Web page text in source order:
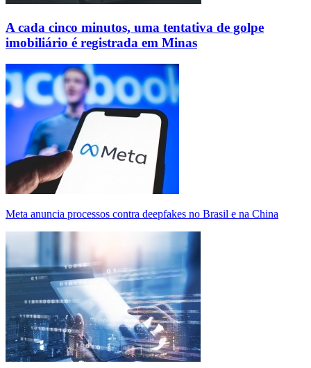
A cada cinco minutos, uma tentativa de golpe
imobiliário é registrada em Minas
Meta anuncia processos contra deepfakes no Brasil e na China